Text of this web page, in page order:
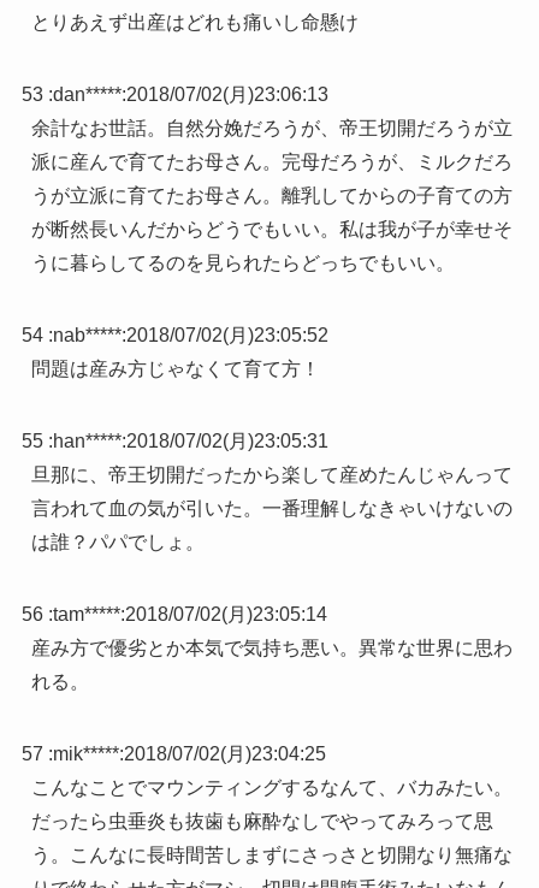
とりあえず出産はどれも痛いし命懸け
53 :dan*****:2018/07/02(月)23:06:13
余計なお世話。自然分娩だろうが、帝王切開だろうが立
派に産んで育てたお母さん。完母だろうが、ミルクだろ
うが立派に育てたお母さん。離乳してからの子育ての方
が断然長いんだからどうでもいい。私は我が子が幸せそ
うに暮らしてるのを見られたらどっちでもいい。
54 :nab*****:2018/07/02(月)23:05:52
問題は産み方じゃなくて育て方！
55 :han*****:2018/07/02(月)23:05:31
旦那に、帝王切開だったから楽して産めたんじゃんって
言われて血の気が引いた。一番理解しなきゃいけないの
は誰？パパでしょ。
56 :tam*****:2018/07/02(月)23:05:14
産み方で優劣とか本気で気持ち悪い。異常な世界に思わ
れる。
57 :mik*****:2018/07/02(月)23:04:25
こんなことでマウンティングするなんて、バカみたい。
だったら虫垂炎も抜歯も麻酔なしでやってみろって思
う。こんなに長時間苦しまずにさっさと切開なり無痛な